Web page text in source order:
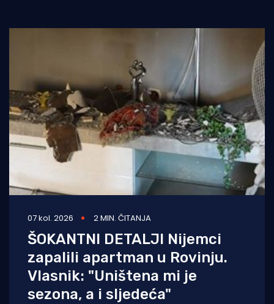
07 kol. 2026 2 MIN. ČITANJA
ŠOKANTNI DETALJI Nijemci
zapalili apartman u Rovinju.
Vlasnik: "Uništena mi je
sezona, a i sljedeća"